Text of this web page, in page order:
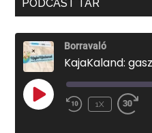
PODCAST TÁR
Borravaló
KajaKaland:
PLAY
EPISODE
1X